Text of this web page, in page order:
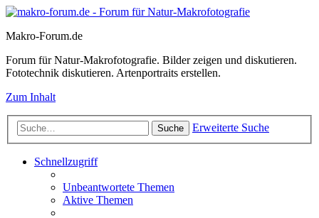
Makro-Forum.de
Forum für Natur-Makrofotografie. Bilder zeigen und diskutieren.
Fototechnik diskutieren. Artenportraits erstellen.
Zum Inhalt
Suche Erweiterte Suche
Schnellzugriff
Unbeantwortete Themen
Aktive Themen